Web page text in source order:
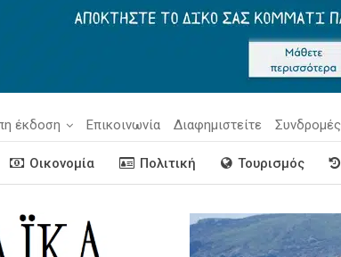
έκδοση Επικοινωνία Διαφημιστείτε Συνδρομές
Οικονομία Πολιτική Τουρισμός